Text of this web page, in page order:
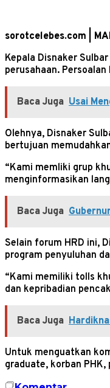
sorotcelebes.com |
Kepala Disnaker
perusahaan.
Baca Juga Usai
Olehnya, Disnaker
bertujuan
“Kami memliki grup
menginformasikan
Baca Juga
Selain forum HRD ini,
program penyuluhan
“Kami memiliki tolls
dan kepribadian
Baca Juga
Untuk menguatkan
graduate, korban